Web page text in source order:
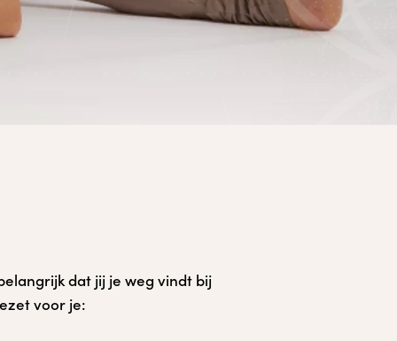
dat jij je weg vindt bij
voor je: